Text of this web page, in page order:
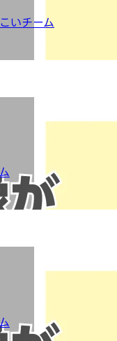
いチーム